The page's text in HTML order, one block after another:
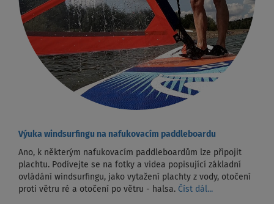
Výuka windsurfingu na nafukovacím paddleboardu
Ano, k některým nafukovacím paddleboardům lze připojit
plachtu. Podívejte se na fotky a videa popisující základní
ovládání windsurfingu, jako vytažení plachty z vody, otočení
proti větru ré a otočení po větru - halsa. Číst dál...